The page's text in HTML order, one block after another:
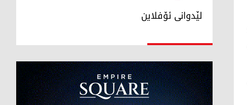
سەڵاح بەکر
لێدوانی ئۆفلاین